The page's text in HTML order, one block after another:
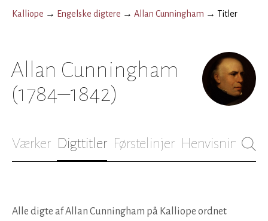
Kalliope → Engelske digtere → Allan Cunningham → Titler
Allan Cunningham
(1784–1842)
Værker Digttitler Førstelinjer Henvisninger
Alle digte af Allan Cunningham på Kalliope ordnet